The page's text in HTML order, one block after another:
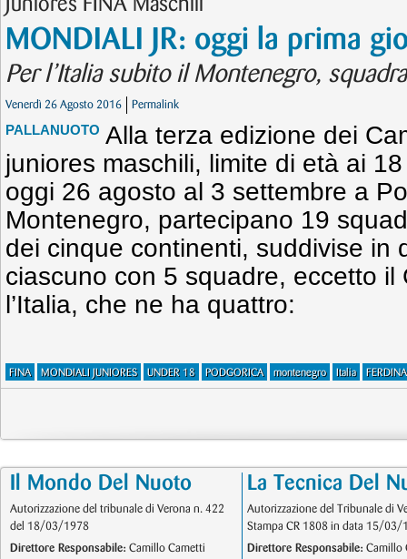
Juniores FINA Maschili
MONDIALI JR: oggi la prima
Per l’Italia subito il Montenegro,
Venerdì 26 Agosto 2016 Permalink
PALLANUOTO Alla terza edizione dei
juniores maschili, limite di età ai
oggi 26 agosto al 3 settembre a
Montenegro, partecipano 19
dei cinque continenti, suddivise in
ciascuno con 5 squadre, eccetto il
l’Italia, che ne ha quattro:
FINA MONDIALI JUNIORES UNDER 18 PODGORICA montenegro Italia
Il Mondo Del Nuoto
Autorizzazione del tribunale di Verona n. 422
del 18/03/1978
Direttore Responsabile: Camillo Cametti
La Tecnica Del
Autorizzazione del Tribunale di
Stampa CR 1808 in data 15/03/
Direttore Responsabile: Camillo